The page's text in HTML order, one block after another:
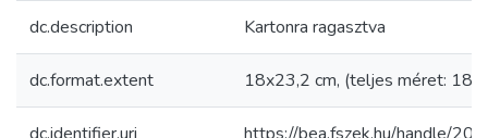
dc.description Kartonra ragasztva
dc.format.extent 18x23,2 cm, (teljes méret: